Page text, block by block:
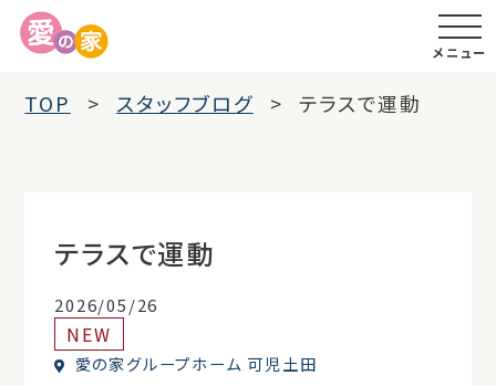
メニュー
TOP スタッフブログ テラスで運動
テラスで運動
2026/05/26
NEW
愛の家グループホーム 可児土田